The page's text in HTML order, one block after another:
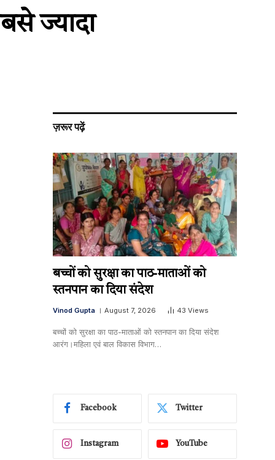
ज्यादा
ज़रूर पढ़ें
बच्चों को सुरक्षा का पाठ-माताओं को
स्तनपान का दिया संदेश
Vinod Gupta August 7, 2026 43 Views
बच्चों को सुरक्षा का पाठ-माताओं को स्तनपान का दिया संदेश
आरंग।महिला एवं बाल विकास विभाग…
Facebook Twitter
Instagram YouTube